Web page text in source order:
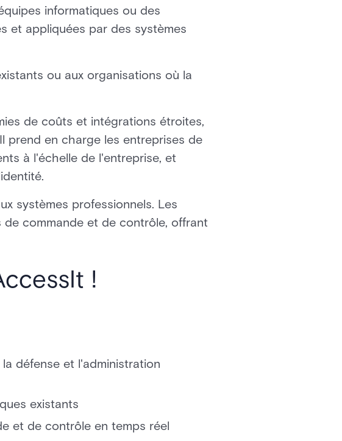
informatiques ou des
et appliquées par des systèmes
ou aux organisations où la
de coûts et intégrations étroites,
prend en charge les entreprises de
à l'échelle de l'entreprise, et
systèmes professionnels. Les
commande et de contrôle, offrant
!
défense et l'administration
existants
et de contrôle en temps réel